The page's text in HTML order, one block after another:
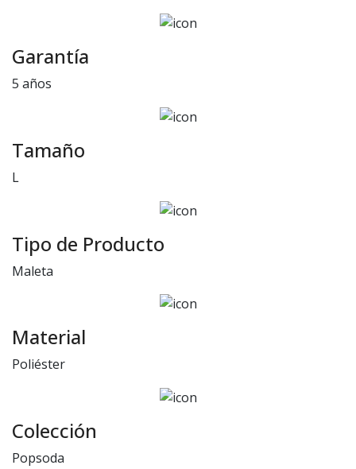
Garantía
5 años
Tamaño
L
Tipo de Producto
Maleta
Material
Poliéster
Colección
Popsoda